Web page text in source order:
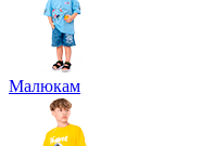
Малюкам